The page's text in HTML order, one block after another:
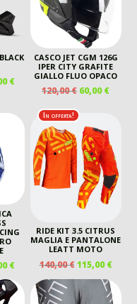
€.
€IL
PREZZO
ATTUALE
È:
150,00 €.
CASCO JET CGM 126G
IPER CITY GRAFITE
GIALLO FLUO OPACO
120,00€ IL
ORIGINALE
ERA:
120,00 €.
60,00€IL
60,00
€IL
PREZZO
ATTUALE
In offerta!
RIDE KIT 3.5 CITRUS
MAGLIA E PANTALONE
LEATT MOTO
140,00€ IL
ORIGINALE
ERA:
115,00€IL
È: